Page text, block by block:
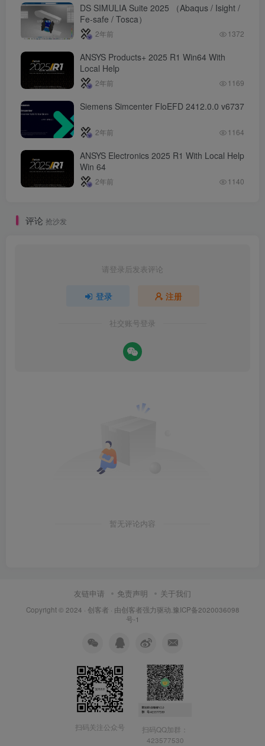
DS SIMULIA Suite 2025 （Abaqus / Isight /
Fe-safe / Tosca）
2年前 1372
ANSYS Products+ 2025 R1 Win64 With
Local Help
2年前 1169
Siemens Simcenter FloEFD 2412.0.0 v6737
2年前 1164
ANSYS Electronics 2025 R1 With Local Help
Win 64
2年前 1140
评论 抢沙发
请登录后发表评论
登录 注册
社交账号登录
暂无评论内容
友链申请 免责声明 关于我们
Copyright © 2024 · 创客者 · 由创客者强力驱动. 豫ICP备2020036098
号-1
扫码关注公众号
扫码QQ加群：
423577530